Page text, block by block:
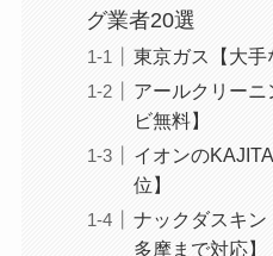
グ業者20選
東京ガス【大手
アールクリー
ビ無料】
イオンの
位】
ナックダスキ
多摩まで対応】